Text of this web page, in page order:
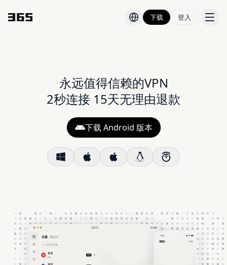
下载 登入
永远值得信赖的VPN
2秒连接 15天无理由退款
下载 Android 版本